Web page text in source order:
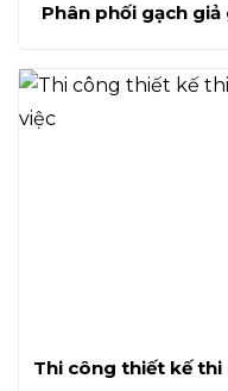
Phân phối gạch
Thi công thiết kế